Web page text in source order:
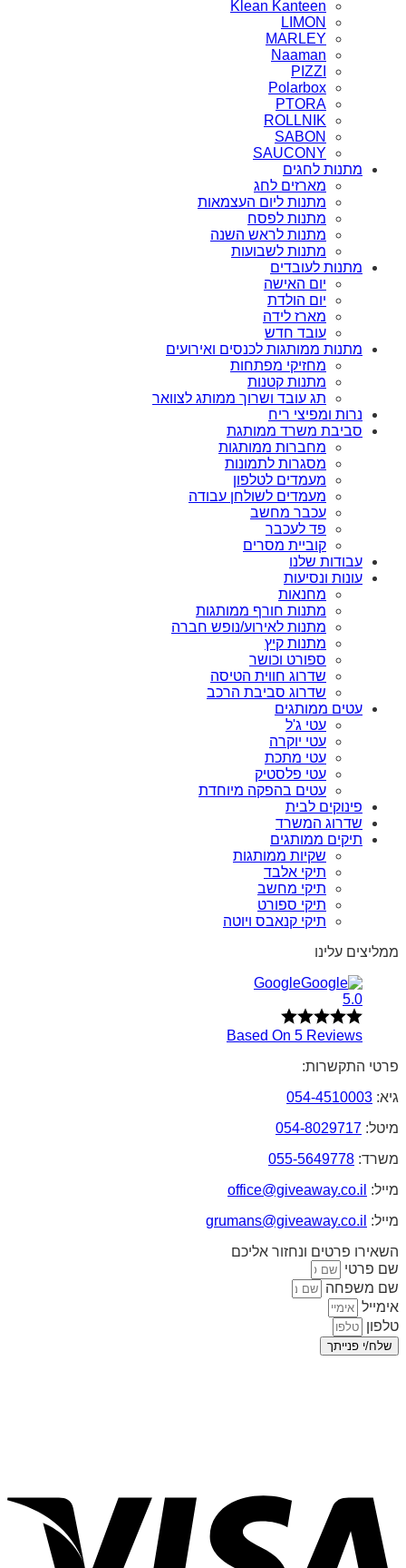
Klean Kanteen
LIMON
MARLEY
Naaman
PIZZI
Polarbox
PTORA
ROLLNIK
SABON
SAUCONY
מתנות לחגים
מארזים לחג
מתנות ליום העצמאות
מתנות לפסח
מתנות לראש השנה
מתנות לשבועות
מתנות לעובדים
יום האישה
יום הולדת
מארז לידה
עובד חדש
מתנות ממותגות לכנסים ואירועים
מחזיקי מפתחות
מתנות קטנות
תג עובד ושרוך ממותג לצוואר
נרות ומפיצי ריח
סביבת משרד ממותגת
מחברות ממותגות
מסגרות לתמונות
מעמדים לטלפון
מעמדים לשולחן עבודה
עכבר מחשב
פד לעכבר
קוביית מסרים
עבודות שלנו
עונות ונסיעות
מחנאות
מתנות חורף ממותגות
מתנות לאירוע/נופש חברה
מתנות קיץ
ספורט וכושר
שדרוג חווית הטיסה
שדרוג סביבת הרכב
עטים ממותגים
עטי ג'ל
עטי יוקרה
עטי מתכת
עטי פלסטיק
עטים בהפקה מיוחדת
פינוקים לבית
שדרוג המשרד
תיקים ממותגים
שקיות ממותגות
תיקי אלבד
תיקי מחשב
תיקי ספורט
תיקי קנאבס ויוטה
ממליצים עלינו
Google
5.0
Based On 5 Reviews
פרטי התקשרות:
גיא: 054-4510003
מיטל: 054-8029717
משרד: 055-5649778
מייל: office@giveaway.co.il
מייל: grumans@giveaway.co.il
השאירו פרטים ונחזור אליכם
שם פרטי
שם משפחה
אימייל
טלפון
שלח/י פנייתך